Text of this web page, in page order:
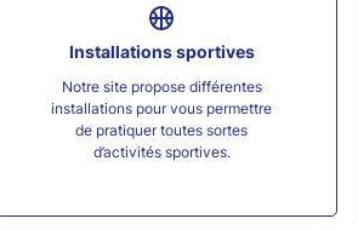
Installations sportives
Notre site propose différentes
installations pour vous permettre
de pratiquer toutes sortes
d’activités sportives.